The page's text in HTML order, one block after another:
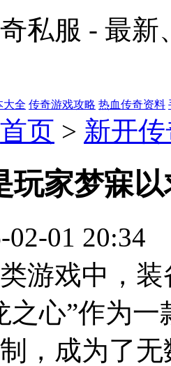
私服 - 最
大全 传奇游戏攻略 热血传奇资料
首页 > 新开
玩家梦寐
02-01 20:34
游戏中，
之心”作为
，成为了